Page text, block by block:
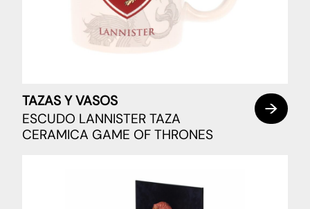
TAZAS Y VASOS
ESCUDO LANNISTER TAZA
CERAMICA GAME OF THRONES